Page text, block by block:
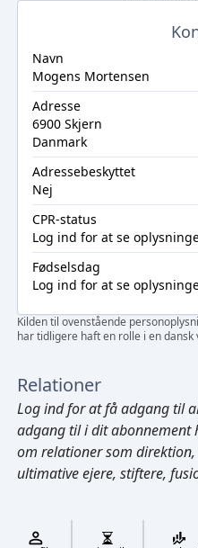
Cmd/Ctrl + K
Navn
Mogens Mortensen
Adresse
6900 Skjern
Danmark
Adressebeskyttet
Nej
CPR-status
Log ind for at se
Fødselsdag
Log ind for at se
Kilden til ovenstående
har tidligere haft en rolle i en dansk
Relationer
Log indfor at få adgang til
adgang til i dit abonnement
om relationer som direktion,
ultimative ejere, stiftere,